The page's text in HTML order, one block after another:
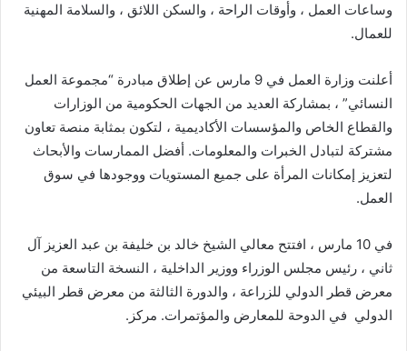
وساعات العمل ، وأوقات الراحة ، والسكن اللائق ، والسلامة المهنية
للعمال.
أعلنت وزارة العمل في 9 مارس عن إطلاق مبادرة “مجموعة العمل
النسائي” ، بمشاركة العديد من الجهات الحكومية من الوزارات
والقطاع الخاص والمؤسسات الأكاديمية ، لتكون بمثابة منصة تعاون
مشتركة لتبادل الخبرات والمعلومات. أفضل الممارسات والأبحاث
لتعزيز إمكانات المرأة على جميع المستويات ووجودها في سوق
العمل.
في 10 مارس ، افتتح معالي الشيخ خالد بن خليفة بن عبد العزيز آل
ثاني ، رئيس مجلس الوزراء ووزير الداخلية ، النسخة التاسعة من
معرض قطر الدولي للزراعة ، والدورة الثالثة من معرض قطر البيئي
الدولي في الدوحة للمعارض والمؤتمرات. مركز.